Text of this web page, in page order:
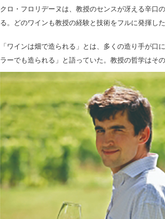
クロ・フロリデーヌは、教授のセンスが冴える辛口
る。どのワインも教授の経験と技術をフルに発揮し
「ワインは畑で造られる」とは、多くの造り手が
ラーでも造られる」と語っていた。教授の哲学はそ